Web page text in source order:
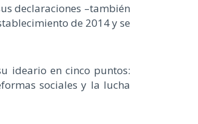
declaraciones –también
de 2014 y se
ideario en cinco puntos:
sociales y la lucha